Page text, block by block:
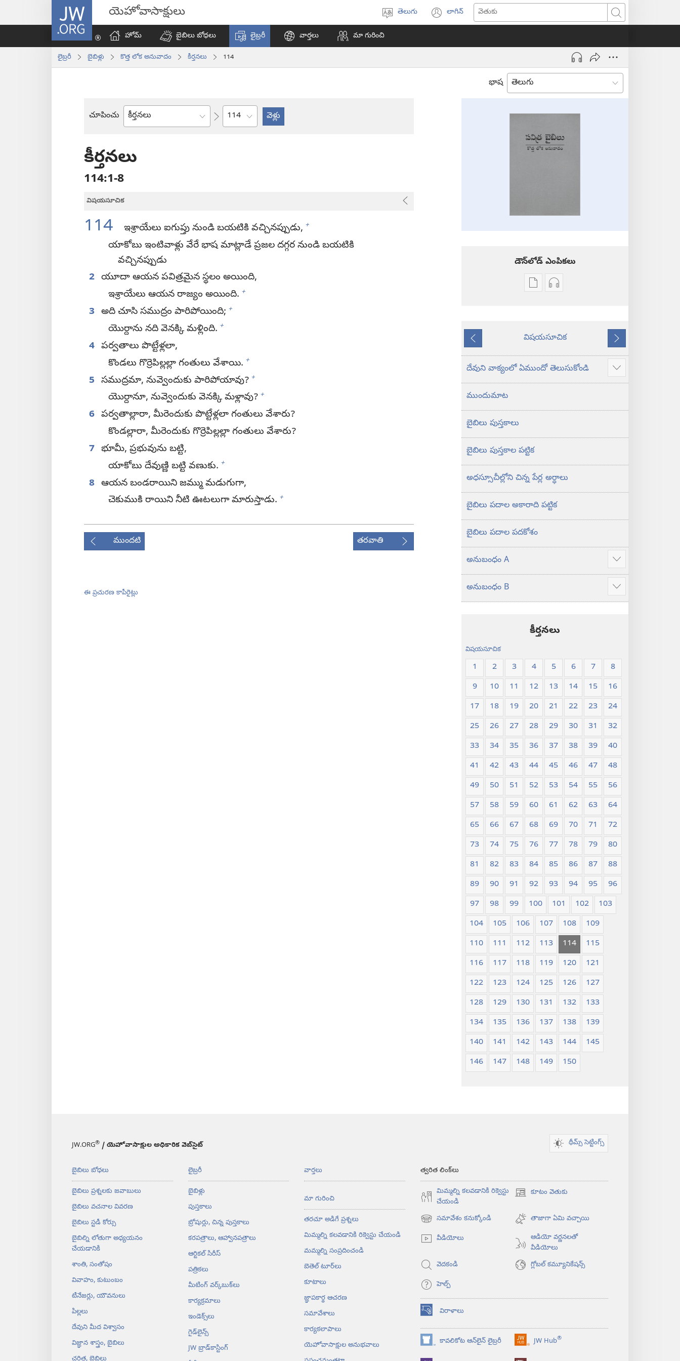
JW.ORG యెహోవాసాక్షులు
ఎంచుకోండి
తెలుగు లాగిన్
విండో
అవుతుంది)
వెతుకు
హోమ్‌
బైబిలు బోధలు లైబ్రరీ వార్తలు మా గురించి
లైబ్రరీ బైబిళ్లు కొత్త లోక అనువాదం కీర్తనలు 114
భాష
చూపించు
బైబిలు
అధ్యాయం
కీర్తనలు
114:1-8
విషయసూచిక
114 ఇశ్రాయేలు ఐగుప్తు నుండి బయటికి వచ్చినప్పుడు, +
యాకోబు ఇంటివాళ్లు వేరే భాష మాట్లాడే ప్రజల దగ్గర నుండి బయటికి
వచ్చినప్పుడు
2 యూదా ఆయన పవిత్రమైన స్థలం అయింది,
ఇశ్రాయేలు ఆయన రాజ్యం అయింది. +
3 అది చూసి సముద్రం పారిపోయింది; +
యొర్దాను నది వెనక్కి మళ్లింది. +
4 పర్వతాలు పొట్టేళ్లలా,
కొండలు గొర్రెపిల్లల్లా గంతులు వేశాయి. +
5 సముద్రమా, నువ్వెందుకు పారిపోయావు? +
యొర్దానూ, నువ్వెందుకు వెనక్కి మళ్లావు? +
6 పర్వతాల్లారా, మీరెందుకు పొట్టేళ్లలా గంతులు వేశారు?
కొండల్లారా, మీరెందుకు గొర్రెపిల్లల్లా గంతులు వేశారు?
7 భూమీ, ప్రభువును బట్టి,
యాకోబు దేవుణ్ణి బట్టి వణుకు. +
8 ఆయన బండరాయిని జమ్ము మడుగుగా,
చెకుముకి రాయిని నీటి ఊటలుగా మారుస్తాడు. +
ముందటి తరవాతి
ఈ ప్రచురణ కాపీరైట్లు
డౌన్‌లోడ్‌ ఎంపికలు
ప్రచురణల
బైబిలు
లోక
ఆడియో
బైబిలు
లోక
ముందటి
విషయసూచిక
తరవాతి
దేవుని వాక్యంలో ఏముందో తెలుసుకోండి
ఎక్కువ
చూపించు
ముందుమాట
బైబిలు పుస్తకాలు
బైబిలు పుస్తకాల పట్టిక
అధస్సూచీల్లోని చిన్న పేర్ల అర్థాలు
బైబిలు పదాల అకారాది పట్టిక
బైబిలు పదాల పదకోశం
అనుబంధం A
ఎక్కువ
చూపించు
అనుబంధం B
ఎక్కువ
చూపించు
కీర్తనలు
విషయసూచిక
1 2 3 4 5 6 7
8
9
10 11 12 13 14 15
16
17
18 19 20 21 22 23
24
25
26 27 28 29 30 31
32
33
34 35 36 37 38 39
40
41
42 43 44 45 46 47
48
49
50 51 52 53 54 55
56
57
58 59 60 61 62 63
64
65
66 67 68 69 70 71
72
73
74 75 76 77 78 79
80
81
82 83 84 85 86 87
88
89
90 91 92 93 94 95
96
97
98 99 100 101 102
103
104
105 106 107 108
109
110
111 112 113 114
115
116
117 118 119 120
121
122
123 124 125 126
127
128
129 130 131 132
133
134
135 136 137 138
139
140
141 142 143 144
145
146
147 148 149 150
JW.ORG® / యెహోవాసాక్షుల అధికారిక వెబ్‌సైట్‌ థీమ్స్ సెట్టింగ్స్
బైబిలు బోధలు
బైబిలు ప్రశ్నలకు జవాబులు
బైబిలు వచనాల వివరణ
బైబిలు స్టడీ కోర్సు
బైబిల్ని లోతుగా అధ్యయనం
చేయడానికి
శాంతి, సంతోషం
వివాహం, కుటుంబం
టీనేజర్లు, యౌవనులు
పిల్లలు
దేవుని మీద విశ్వాసం
విజ్ఞాన శాస్త్రం, బైబిలు
చరిత్ర, బైబిలు
లైబ్రరీ
బైబిళ్లు
పుస్తకాలు
బ్రోషుర్లు, చిన్న పుస్తకాలు
కరపత్రాలు, ఆహ్వానపత్రాలు
ఆర్టికల్‌ సిరీస్‌
పత్రికలు
మీటింగ్‌ వర్క్‌బుక్‌లు
కార్యక్రమాలు
ఇండెక్స్‌లు
గైడ్‌లైన్స్‌
JW బ్రాడ్‌‌కాస్టింగ్‌‌
వార్తలు
మా గురించి
తరచూ అడిగే ప్రశ్నలు
మిమ్మల్ని కలవడానికి రిక్వెస్టు చేయండి
మమ్మల్ని సంప్రదించండి
బెతెల్‌ టూర్‌లు
కూటాలు
జ్ఞాపకార్థ ఆచరణ
సమావేశాలు
కార్యకలాపాలు
యెహోవాసాక్షుల అనుభవాలు
త్వరిత లింక్‌లు
మిమ్మల్ని కలవడానికి రిక్వెస్టు
చేయండి
కూటం వెతుకు
(కొత్త
ఓపెన్‌
సమావేశం కనుక్కోండి
(కొత్త
విండో
ఓపెన్‌
తాజాగా ఏమి వచ్చాయి
వీడియోలు
ఆడియో వర్ణనలతో
వీడియోలు
వెదకండి
గ్లోబల్‌ కమ్యూనికేషన్స్‌
హెల్ప్‌
విరాళాలు
(కొత్త
విండో
ఓపెన్‌
అవుతుంది)
కావలికోట ఆన్‌లైన్‌ లైబ్రరీ
(కొత్త
విండో
JW Hub®
(కొత్త
విండో